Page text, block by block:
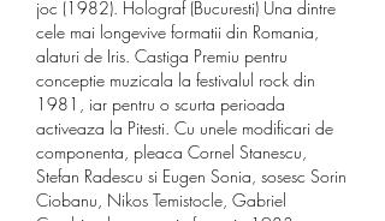
joc (1982). Holograf (Bucuresti) Una dintre
cele mai longevive formatii din Romania,
alaturi de Iris. Castiga Premiu pentru
conceptie muzicala la festivalul rock din
1981, iar pentru o scurta perioada
activeaza la Pitesti. Cu unele modificari de
componenta, pleaca Cornel Stanescu,
Stefan Radescu si Eugen Sonia, sosesc Sorin
Ciobanu, Nikos Temistocle, Gabriel